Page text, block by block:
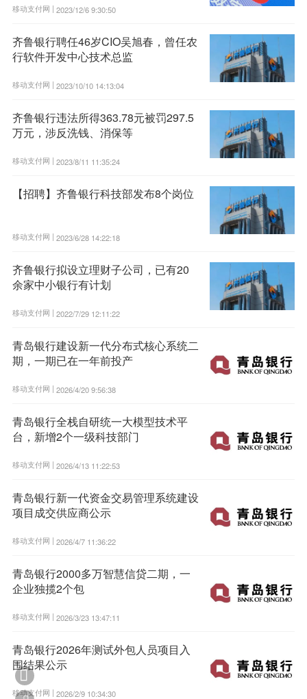
移动支付网 | 2023/12/6 9:30:50
齐鲁银行聘任46岁CIO吴旭春，曾任农
行软件开发中心技术总监
移动支付网 | 2023/10/10 14:13:04
齐鲁银行违法所得363.78元被罚297.5
万元，涉反洗钱、消保等
移动支付网 | 2023/8/11 11:35:24
【招聘】齐鲁银行科技部发布8个岗位
移动支付网 | 2023/6/28 14:22:18
齐鲁银行拟设立理财子公司，已有20
余家中小银行有计划
移动支付网 | 2022/7/29 12:11:22
青岛银行建设新一代分布式核心系统二
期，一期已在一年前投产
移动支付网 | 2026/4/20 9:56:38
青岛银行全栈自研统一大模型技术平
台，新增2个一级科技部门
移动支付网 | 2026/4/13 11:22:53
青岛银行新一代资金交易管理系统建设
项目成交供应商公示
移动支付网 | 2026/4/7 11:36:22
青岛银行2000多万智慧信贷二期，一
企业独揽2个包
移动支付网 | 2026/3/23 13:47:11
青岛银行2026年测试外包人员项目入
围结果公示
移动支付网 | 2026/2/9 10:34:30
